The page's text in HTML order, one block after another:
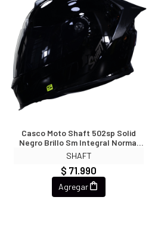
Casco Moto Shaft 502sp Solid
Negro Brillo Sm Integral Normal
Dot Acreditado (V/SV)
SHAFT
$ 71.990
Agregar